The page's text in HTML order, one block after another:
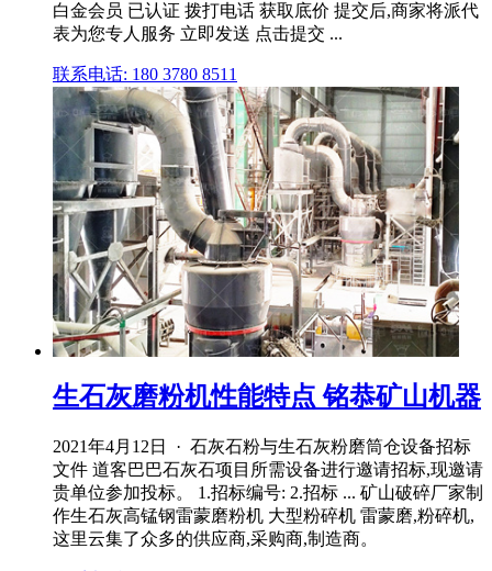
白金会员 已认证 拨打电话 获取底价 提交后,商家将派代
表为您专人服务 立即发送 点击提交 ...
联系电话: 180 3780 8511
生石灰磨粉机性能特点 铭恭矿山机器
2021年4月12日 · 石灰石粉与生石灰粉磨筒仓设备招标
文件 道客巴巴石灰石项目所需设备进行邀请招标,现邀请
贵单位参加投标。 1.招标编号: 2.招标 ... 矿山破碎厂家制
作生石灰高锰钢雷蒙磨粉机 大型粉碎机 雷蒙磨,粉碎机,
这里云集了众多的供应商,采购商,制造商。